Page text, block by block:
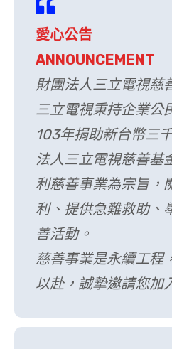
愛心公告
ANNOUNCEMENT
財團法人三立電視慈
三立電視秉持企業公
103年捐助新台幣三
法人三立電視慈善基
利慈善事業為宗旨，
利、提供急難救助、
善活動。
慈善事業是永續工程
以赴，誠摯邀請您加